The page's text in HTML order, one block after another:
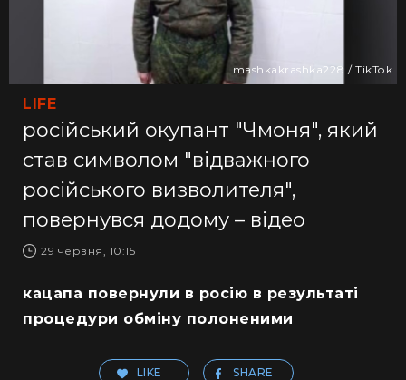
LIFE
російський окупант "Чмоня", який
став символом "відважного
російського визволителя",
повернувся додому – відео
29 червня, 10:15
mashkakrashka228 / TikTok
кацапа повернули в росію в результаті
процедури обміну полоненими
LIKE SHARE